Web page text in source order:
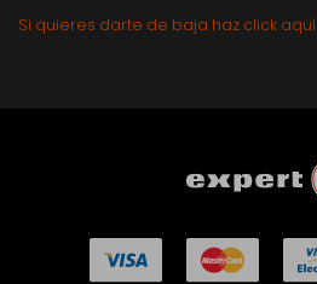
Si quieres darte de baja haz click aquí